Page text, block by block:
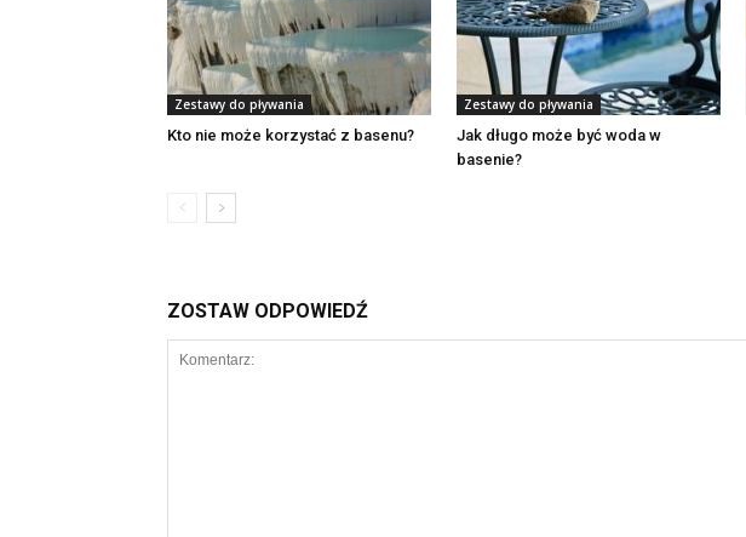
Zestawy do pływania
Kto nie może korzystać z basenu?
Zestawy do pływania
Jak długo może być woda w
basenie?
ZOSTAW ODPOWIEDŹ